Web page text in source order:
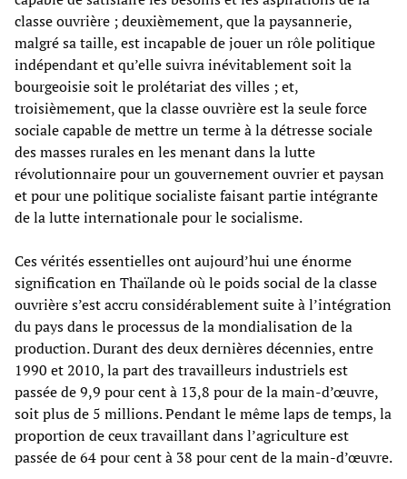
classe ouvrière ; deuxièmement, que la paysannerie,
malgré sa taille, est incapable de jouer un rôle politique
indépendant et qu’elle suivra inévitablement soit la
bourgeoisie soit le prolétariat des villes ; et,
troisièmement, que la classe ouvrière est la seule force
sociale capable de mettre un terme à la détresse sociale
des masses rurales en les menant dans la lutte
révolutionnaire pour un gouvernement ouvrier et paysan
et pour une politique socialiste faisant partie intégrante
de la lutte internationale pour le socialisme.
Ces vérités essentielles ont aujourd’hui une énorme
signification en Thaïlande où le poids social de la classe
ouvrière s’est accru considérablement suite à l’intégration
du pays dans le processus de la mondialisation de la
production. Durant des deux dernières décennies, entre
1990 et 2010, la part des travailleurs industriels est
passée de 9,9 pour cent à 13,8 pour de la main-d’œuvre,
soit plus de 5 millions. Pendant le même laps de temps, la
proportion de ceux travaillant dans l’agriculture est
passée de 64 pour cent à 38 pour cent de la main-d’œuvre.